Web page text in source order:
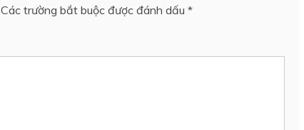
Các trường bắt buộc được đánh dấu *